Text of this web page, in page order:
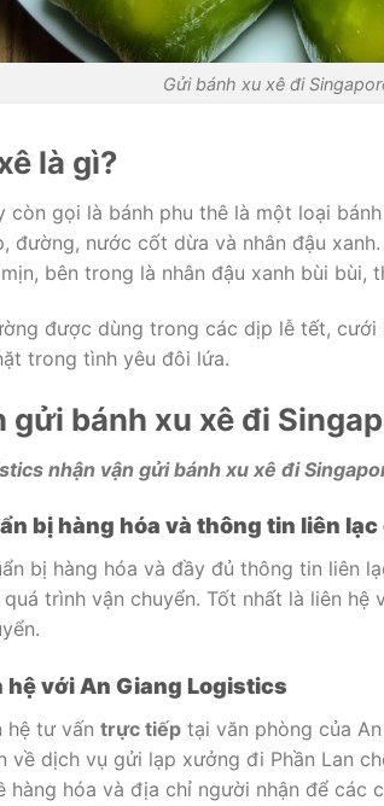
Gửi bánh xu xê đi
là gì?
còn gọi là bánh phu thê là một loại
đường, nước cốt dừa và nhân đậu
bên trong là nhân đậu xanh bùi bùi,
được dùng trong các dịp lễ tết,
trong tình yêu đôi lứa.
gửi bánh xu xê đi
nhận vận gửi bánh xu xê đi
bị hàng hóa và thông tin liên
bị hàng hóa và đầy đủ thông tin liên
trình vận chuyển. Tốt nhất là liên
hệ với An Giang Logistics
hệ tư vấn trực tiếp tại văn phòng của
về dịch vụ gửi lạp xưởng đi Phần Lan
hàng hóa và địa chỉ người nhận để các